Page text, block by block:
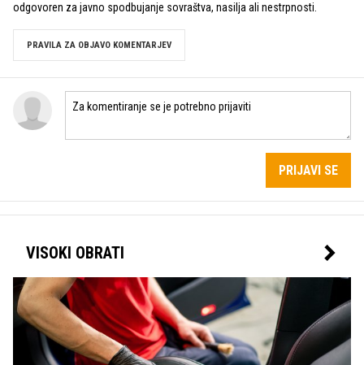
odgovoren za javno spodbujanje sovraštva, nasilja ali nestrpnosti.
PRAVILA ZA OBJAVO KOMENTARJEV
PRIJAVI SE
VISOKI OBRATI